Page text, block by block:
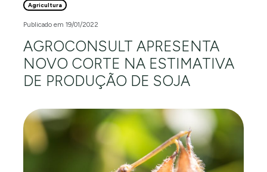
Agricultura
Publicado em 19/01/2022
AGROCONSULT APRESENTA
NOVO CORTE NA ESTIMATIVA
DE PRODUÇÃO DE SOJA